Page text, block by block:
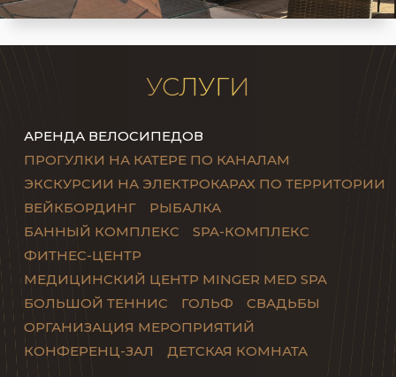
УСЛУГИ
АРЕНДА ВЕЛОСИПЕДОВ
ПРОГУЛКИ НА КАТЕРЕ ПО КАНАЛАМ
ЭКСКУРСИИ НА ЭЛЕКТРОКАРАХ ПО ТЕРРИТОРИИ
ВЕЙКБОРДИНГ
РЫБАЛКА
БАННЫЙ КОМПЛЕКС
SPA-КОМПЛЕКС
ФИТНЕС-ЦЕНТР
МЕДИЦИНСКИЙ ЦЕНТР MINGER MED SPA
БОЛЬШОЙ ТЕННИС
ГОЛЬФ
СВАДЬБЫ
ОРГАНИЗАЦИЯ МЕРОПРИЯТИЙ
КОНФЕРЕНЦ-ЗАЛ
ДЕТСКАЯ КОМНАТА